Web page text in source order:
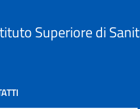
Superiore di